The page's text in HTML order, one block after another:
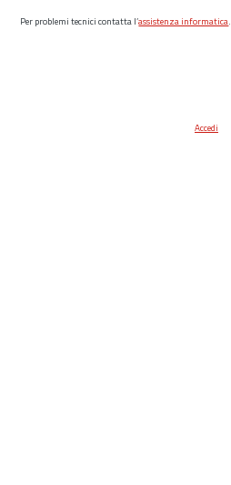
Per problemi tecnici contatta l’assistenza informatica.
Accedi